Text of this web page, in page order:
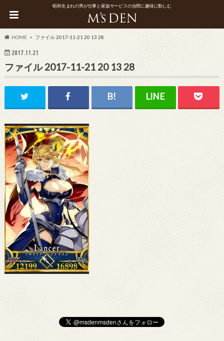
昭和生まれの男が仕事と家族サービスの合間に趣味に勤しむ
HOME ファイル 2017-11-21 20 13 28
2017.11.21
ファイル 2017-11-21 20 13 28